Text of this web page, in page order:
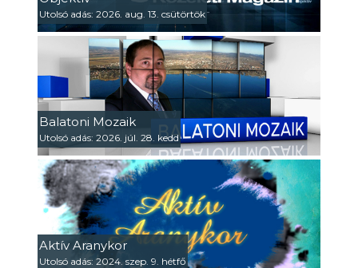
Utolsó adás: 2026. aug. 13. csütörtök
Balatoni Mozaik
Utolsó adás: 2026. júl. 28. kedd
Aktív Aranykor
Utolsó adás: 2024. szep. 9. hétfő